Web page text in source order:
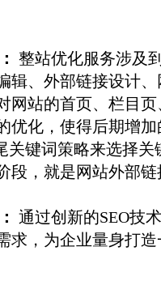
整站优化服务涉及
辑、外部链接设计
网站的首页、栏目
优化，使得后期增
关键词策略来选择
段，就是网站外部
通过创新的SEO技
求，为企业量身打